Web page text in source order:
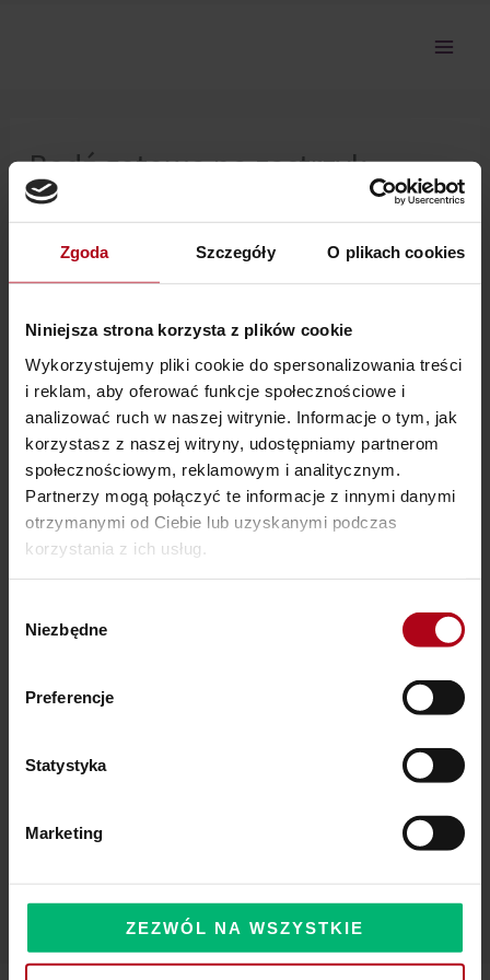
Zgoda Szczegóły O plikach cookies
Niniejsza strona korzysta z plików cookie
Wykorzystujemy pliki cookie do spersonalizowania treści
i reklam, aby oferować funkcje społecznościowe i
analizować ruch w naszej witrynie. Informacje o tym, jak
korzystasz z naszej witryny, udostępniamy partnerom
społecznościowym, reklamowym i analitycznym.
Partnerzy mogą połączyć te informacje z innymi danymi
otrzymanymi od Ciebie lub uzyskanymi podczas
korzystania z ich usług.
zgody
Niezbędne
Preferencje
Statystyka
Marketing
ZEZWÓL NA WSZYSTKIE
Ostatnie wpisy
Czy Masz W Portfelu Pożeracza Pieniędzy?
Powinieneś o tym wiedzieć – zbliża się wielka zmiana!
Bądź gotowa na zastrzyk
młodości i energii
Nie można pokazać tej sekcji, ponieważ nie jesteś